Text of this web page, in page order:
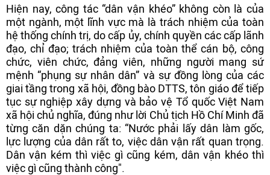
Hiện nay, công tác “dân vận khéo” không còn là của
một ngành, một lĩnh vực mà là trách nhiệm của toàn
hệ thống chính trị, do cấp ủy, chính quyền các cấp lãnh
đạo, chỉ đạo; trách nhiệm của toàn thể cán bộ, công
chức, viên chức, đảng viên, những người mang sứ
mệnh “phụng sự nhân dân” và sự đồng lòng của các
giai tầng trong xã hội, đồng bào DTTS, tôn giáo để tiếp
tục sự nghiệp xây dựng và bảo vệ Tổ quốc Việt Nam
xã hội chủ nghĩa, đúng như lời Chủ tịch Hồ Chí Minh đã
từng căn dặn chúng ta: “Nước phải lấy dân làm gốc,
lực lượng của dân rất to, việc dân vận rất quan trọng.
Dân vận kém thì việc gì cũng kém, dân vận khéo thì
việc gì cũng thành công".